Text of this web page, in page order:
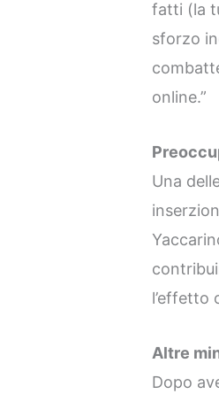
fatti (la
sforzo
online.”
Una
l’effetto
Altre
Dopo